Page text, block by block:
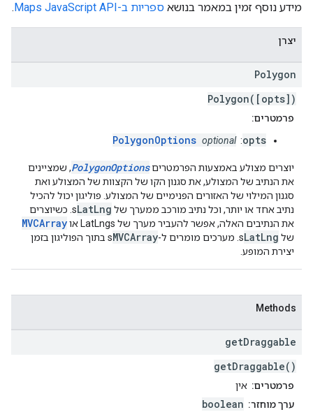
מידע נוסף זמין במאמר בנושא ספריות ב-Maps JavaScript API .
יצרן
Polygon
Polygon([opts])
פרמטרים:
opts
:
PolygonOptions optional
יוצרים מצולע באמצעות הפרמטריםPolygonOptions, שמציינים
את הנתיב של המצולע, את סגנון הקו של הקצוות של המצולע ואת
סגנון המילוי של האזורים הפנימיים של המצולע. פוליגון יכול להכיל
נתיב אחד או יותר, וכל נתיב מורכב ממערך של LatLng s. כשיוצרים
את הנתיבים האלה, אפשר להעביר מערך של LatLngs או
MVCArray
של LatLngs. מערכים מומרים ל- MVCArray s בתוך הפוליגון בזמן
יצירת המופע.
Methods
getDraggable
getDraggable()
פרמטרים: אין
ערך מוחזר: boolean